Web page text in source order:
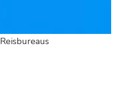
Reisbureaus